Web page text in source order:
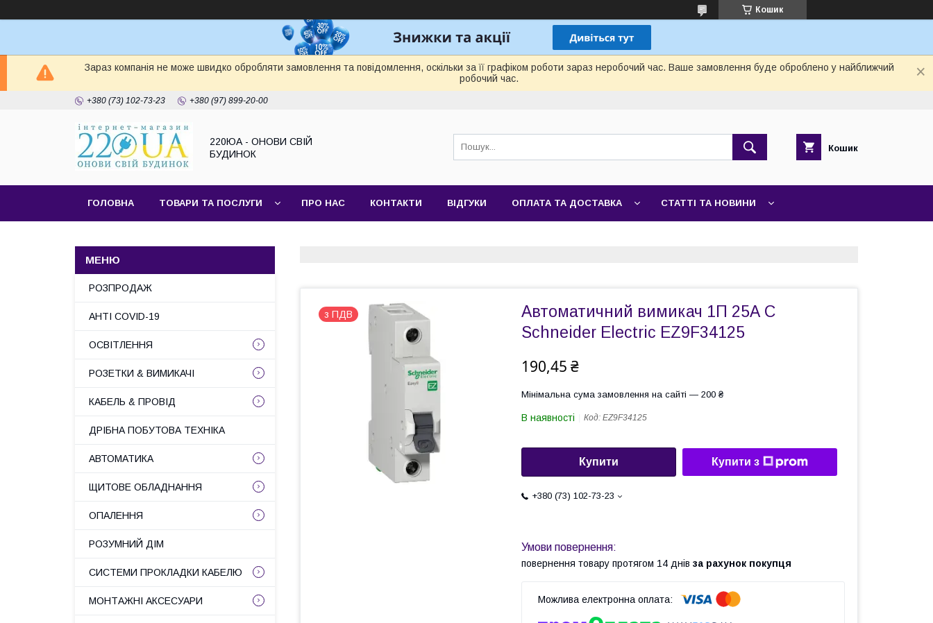
Кошик
Зараз компанія не може швидко обробляти замовлення та повідомлення, оскільки за її графіком роботи зараз неробочий час. Ваше замовлення буде оброблено у найближчий
робочий час.
+380 (73) 102-73-23 +380 (97) 899-20-00
220ЮА - ОНОВИ СВІЙ
БУДИНОК
Кошик
ГОЛОВНА ТОВАРИ ТА ПОСЛУГИ ПРО НАС КОНТАКТИ ВІДГУКИ ОПЛАТА ТА ДОСТАВКА СТАТТІ ТА НОВИНИ
з ПДВ
Автоматичний вимикач 1П 25А С
Schneider Electric EZ9F34125
190,45 ₴
Мінімальна сума замовлення на сайті — 200 ₴
В наявності Код: EZ9F34125
Купити Купити з
+380 (73) 102-73-23
повернення товару протягом 14 днів за рахунок покупця
РОЗПРОДАЖ
АНТІ COVID-19
ОСВІТЛЕННЯ
РОЗЕТКИ & ВИМИКАЧІ
КАБЕЛЬ & ПРОВІД
ДРІБНА ПОБУТОВА ТЕХНІКА
АВТОМАТИКА
ЩИТОВЕ ОБЛАДНАННЯ
ОПАЛЕННЯ
РОЗУМНИЙ ДІМ
СИСТЕМИ ПРОКЛАДКИ КАБЕЛЮ
МОНТАЖНІ АКСЕСУАРИ